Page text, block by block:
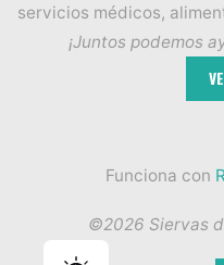
servicios médicos,
¡Juntos podemos
Funciona con
©2026 Siervas